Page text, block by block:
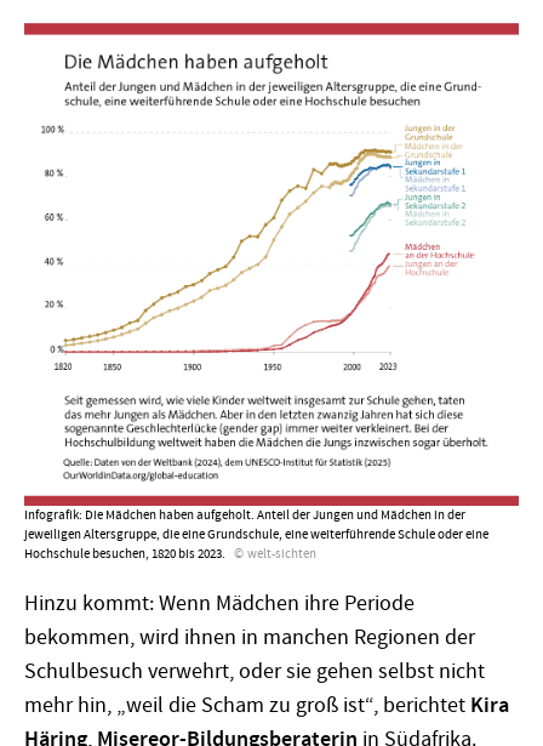
Infografik: Die Mädchen haben aufgeholt. Anteil der Jungen und Mädchen in der
jeweiligen Altersgruppe, die eine Grundschule, eine weiterführende Schule oder eine
Hochschule besuchen, 1820 bis 2023.
welt-sichten
Hinzu kommt: Wenn Mädchen ihre Periode
bekommen, wird ihnen in manchen Regionen der
Schulbesuch verwehrt, oder sie gehen selbst nicht
mehr hin, „weil die Scham zu groß ist“, berichtet Kira
, in Südafrika.